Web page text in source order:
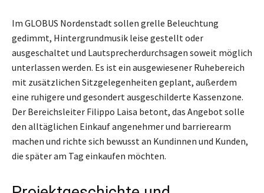
Im GLOBUS Nordenstadt sollen grelle Beleuchtung
gedimmt, Hintergrundmusik leise gestellt oder
ausgeschaltet und Lautsprecherdurchsagen soweit möglich
unterlassen werden. Es ist ein ausgewiesener Ruhebereich
mit zusätzlichen Sitzgelegenheiten geplant, außerdem
eine ruhigere und gesondert ausgeschilderte Kassenzone.
Der Bereichsleiter Filippo Laisa betont, das Angebot solle
den alltäglichen Einkauf angenehmer und barrierearm
machen und richte sich bewusst an Kundinnen und Kunden,
die später am Tag einkaufen möchten.